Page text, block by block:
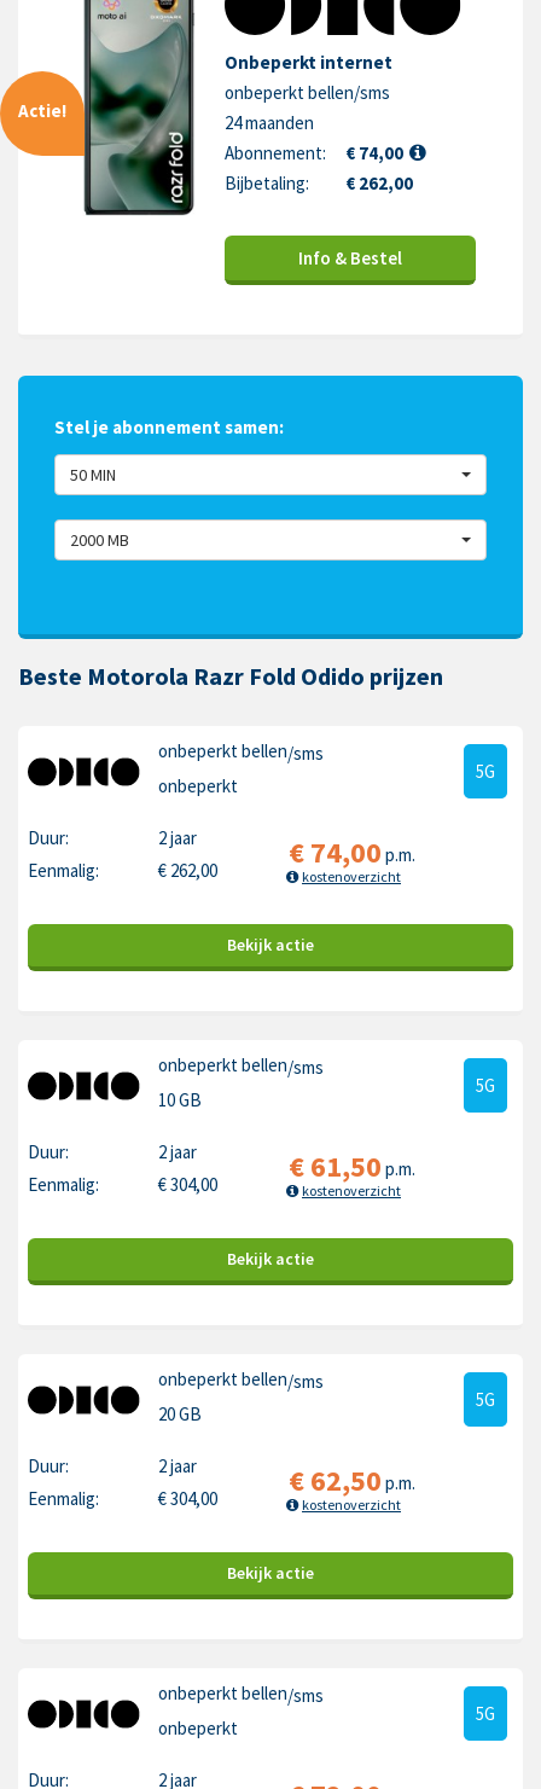
Actie!
Onbeperkt internet
onbeperkt bellen/sms
24 maanden
Abonnement:
€ 74,00
Bijbetaling:
€ 262,00
Info & Bestel
Stel je abonnement samen:
50 MIN
2000 MB
Beste Motorola Razr Fold Odido prijzen
onbeperkt bellen/sms
onbeperkt
5G
Duur:
2 jaar
Eenmalig:
€ 262,00 €74,00 p.m.
kostenoverzicht
Bekijk actie
onbeperkt bellen/sms
10 GB
5G
Duur:
2 jaar
Eenmalig:
€304,00 €61,50 p.m.
kostenoverzicht
Bekijk actie
onbeperkt bellen/sms
20 GB
5G
Duur:
2 jaar
Eenmalig:
€304,00 €62,50 p.m.
kostenoverzicht
Bekijk actie
onbeperkt bellen/sms
onbeperkt
5G
Duur: 2 jaar